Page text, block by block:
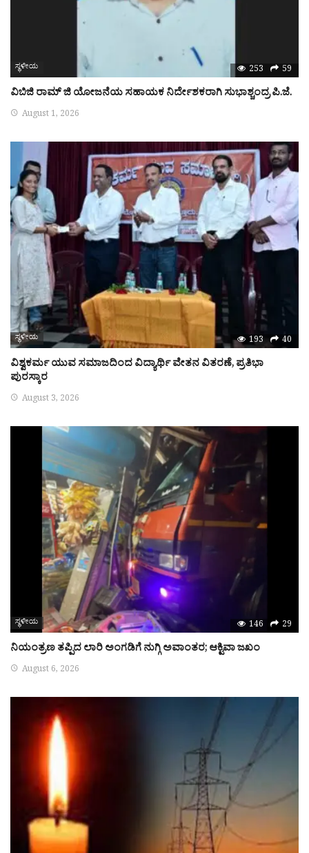
ಸ್ಥಳೀಯ 253 59
ವಿಬಿಜಿ ರಾಮ್ ಜಿ ಯೋಜನೆಯ ಸಹಾಯಕ ನಿರ್ದೇಶಕರಾಗಿ ಸುಭಾಶ್ಚಂದ್ರ ಪಿ.ಜೆ.
August 1, 2026
ಸ್ಥಳೀಯ 193 40
ವಿಶ್ವಕರ್ಮ ಯುವ ಸಮಾಜದಿಂದ ವಿದ್ಯಾರ್ಥಿ ವೇತನ ವಿತರಣೆ, ಪ್ರತಿಭಾ
ಪುರಸ್ಕಾರ
August 3, 2026
ಸ್ಥಳೀಯ 146 29
ನಿಯಂತ್ರಣ ತಪ್ಪಿದ ಲಾರಿ ಅಂಗಡಿಗೆ ನುಗ್ಗಿ ಅವಾಂತರ; ಆಕ್ಟಿವಾ ಜಖಂ
August 6, 2026